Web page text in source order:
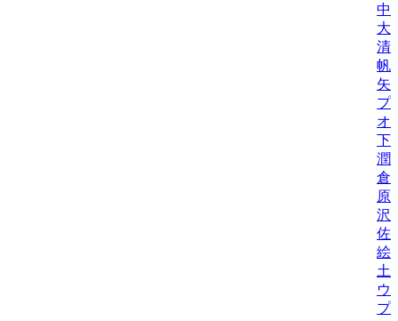
中
大
清
帆/
矢
プ
オ
下
潤/
倉
原
沢
佐
絵/
土
ウ
プ